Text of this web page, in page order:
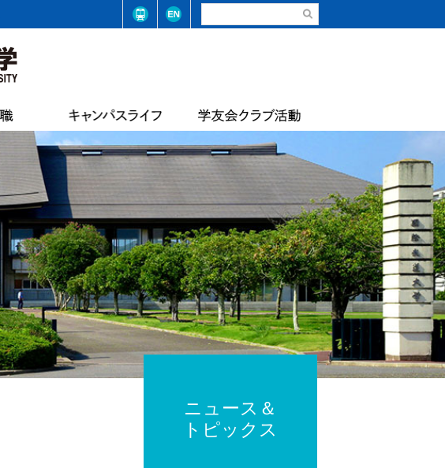
国際武道大学学則
国際武道大学大学院学則
大学の活動
設置認可・届出等
ガバナンス・コード
中期計画
自己点検・評価報告
大学行事
教員数・学生数・卒業/修了生数
大学組織
財務情報
教育研究活動等の状況
公約研究費の不正防止への取り組み
プライバシーポリシー
ハラスメント及び性暴力等防止に関する取り組み
健康管理・学生相談
学生食堂・売店
学生アパート情報
後援会
アルバイト情報
IBUキャンパスライフアンケート
各種規則
サッカー部
テニス・ソフトテニス部
陸上競技部
レスリング部
ライフセービング部
トレーナーチーム
軟式野球準クラブ
トライアスロン同好会
サッカー同好会
華道部
フランス文化部
ニュース＆
トピックス